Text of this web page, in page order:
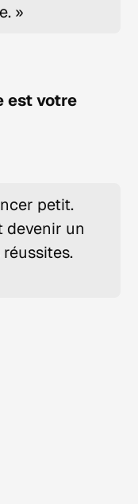
»
est votre
petit.
devenir un